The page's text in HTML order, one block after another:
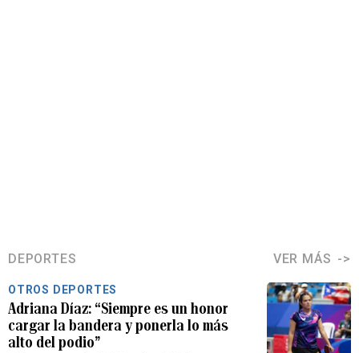
DEPORTES VER MÁS
OTROS DEPORTES
Adriana Díaz: “Siempre es un honor
cargar la bandera y ponerla lo más
alto del podio”